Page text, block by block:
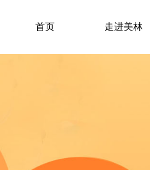
首页 走进美林